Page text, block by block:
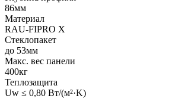
86мм
Материал
RAU-FIPRO X
Стеклопакет
до 53мм
Макс. вес панели
400кг
Теплозащита
Uw ≤ 0,80 Вт/(м²·K)